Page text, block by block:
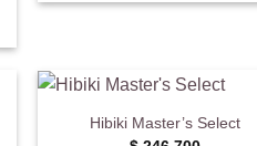
Hibiki Master’s Select